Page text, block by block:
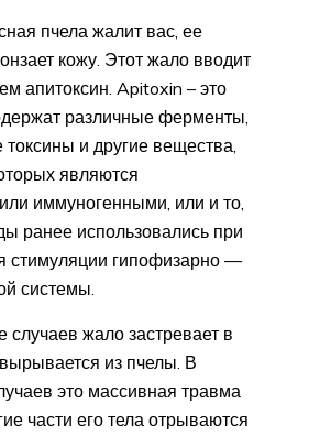
пчела жалит вас, ее
кожу. Этот жало вводит
апитоксин. Apitoxin – это
различные ферменты,
и другие вещества,
являются
иммуногенными, или и то,
ранее использовались при
стимуляции гипофизарно —
системы.
случаев жало застревает в
из пчелы. В
это массивная травма
части его тела отрываются